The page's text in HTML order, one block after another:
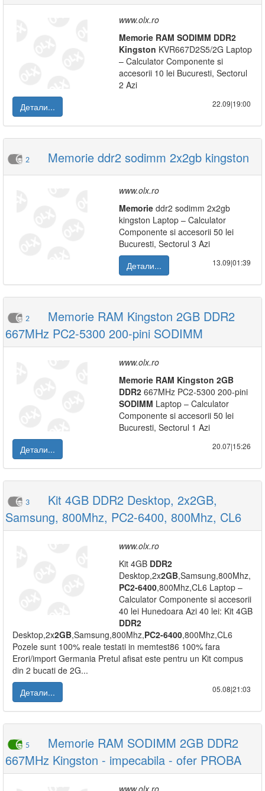
www.olx.ro
Memorie RAM SODIMM DDR2
Kingston KVR667D2S5/2G Laptop
– Calculator Componente si
accesorii 10 lei Bucuresti, Sectorul
2 Azi
Детали...
22.09|19:00
2 Memorie ddr2 sodimm 2x2gb kingston
www.olx.ro
Memorie ddr2 sodimm 2x2gb
kingston Laptop – Calculator
Componente si accesorii 50 lei
Bucuresti, Sectorul 3 Azi
Детали...
13.09|01:39
2
Memorie RAM Kingston 2GB DDR2
667MHz PC2-5300 200-pini SODIMM
www.olx.ro
Memorie RAM Kingston 2GB
DDR2 667MHz PC2-5300 200-pini
SODIMM Laptop – Calculator
Componente si accesorii 50 lei
Bucuresti, Sectorul 1 Azi
Детали...
20.07|15:26
3
Kit 4GB DDR2 Desktop, 2x2GB,
Samsung, 800Mhz, PC2-6400, 800Mhz, CL6
www.olx.ro
Kit 4GB DDR2
Desktop,2x2GB,Samsung,800Mhz,
PC2-6400,800Mhz,CL6 Laptop –
Calculator Componente si accesorii
40 lei Hunedoara Azi 40 lei: Kit 4GB
DDR2
Desktop,2x2GB,Samsung,800Mhz,PC2-6400,800Mhz,CL6
Pozele sunt 100% reale testati in memtest86 100% fara
Erori/import Germania Pretul afisat este pentru un Kit compus
din 2 bucati de 2G...
Детали...
05.08|21:03
5
Memorie RAM SODIMM 2GB DDR2
667MHz Kingston - impecabila - ofer PROBA
www.olx.ro